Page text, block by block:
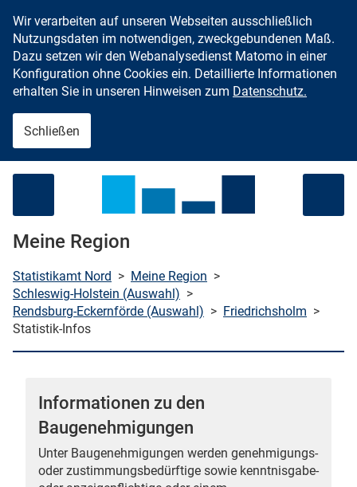
Zum Inhalt springen
starten
Wir verarbeiten auf unseren Webseiten ausschließlich
Nutzungsdaten im notwendigen, zweckgebundenen Maß.
Dazu setzen wir den Webanalysedienst Matomo in einer
Konfiguration ohne Cookies ein. Detaillierte Informationen
erhalten Sie in unseren Hinweisen zum Datenschutz.
Schließen
Meine Region
Statistikamt Nord > Meine Region >
Schleswig-Holstein (Auswahl) >
Rendsburg-Eckernförde (Auswahl) > Friedrichsholm >
Statistik-Infos
Informationen zu den
Baugenehmigungen
Unter Baugenehmigungen werden genehmigungs-
oder zustimmungsbedürftige sowie kenntnisgabe-